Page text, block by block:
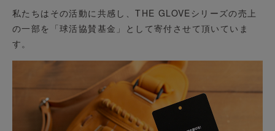
私たちはその活動に共感し、THE GLOVEシリーズの売上
の一部を「球活協賛基金」として寄付させて頂いていま
す。